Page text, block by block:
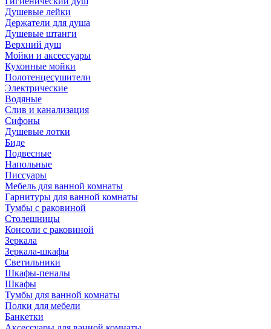
Душевые лейки
Держатели для душа
Душевые штанги
Верхний душ
Мойки и аксессуары
Кухонные мойки
Полотенцесушители
Электрические
Водяные
Слив и канализация
Сифоны
Душевые лотки
Биде
Подвесные
Напольные
Писсуары
Мебель для ванной комнаты
Гарнитуры для ванной комнаты
Тумбы с раковиной
Столешницы
Консоли с раковиной
Зеркала
Зеркала-шкафы
Светильники
Шкафы-пеналы
Шкафы
Тумбы для ванной комнаты
Полки для мебели
Банкетки